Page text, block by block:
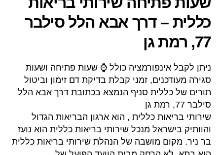
כללית – דרך אבא הלל סילבר
77, רמת גן
ניתן לקבל אינפורמציה כולל ⌚ שעות פתיחה ושעות
סגירה מעודכנים, זמני קבלת בדיקת דם זימון וביטול
תורים של כללית סניף הנמצא בכתובת דרך אבא הלל
סילבר 77, רמת גן
שירותי בריאות כללית , הוא ארגון הבריאות הגדול
והוותיק בישראל מנכל שירותי בריאות כללית הוא נועז
בר ניר. מקום מושבה של הנהלת שירותי בריאות כללית